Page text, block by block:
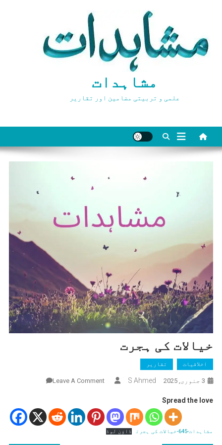
مشاہدات
علمی و تربیتی مضامین اور تقاریر
خیالات کی ہجرت
اخلاقیات تقاریر
3 جنوری, 2025 S Ahmed
Leave A Comment
ہجرت
Spread the love
مشاہدات-645-خیالات کی ہجرت ڈاؤن لوڈ